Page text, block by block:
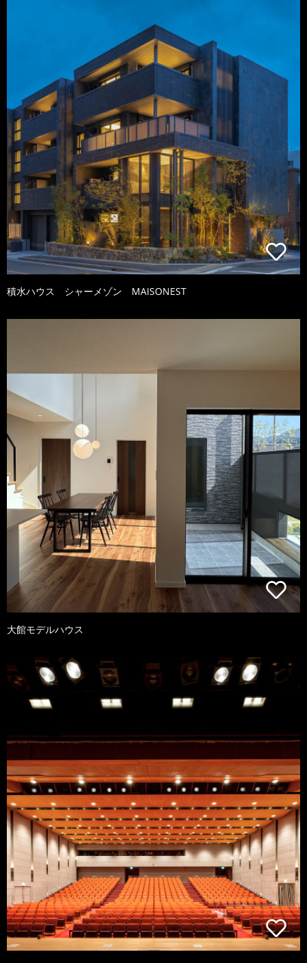
積水ハウス シャーメゾン MAISONEST
大館モデルハウス